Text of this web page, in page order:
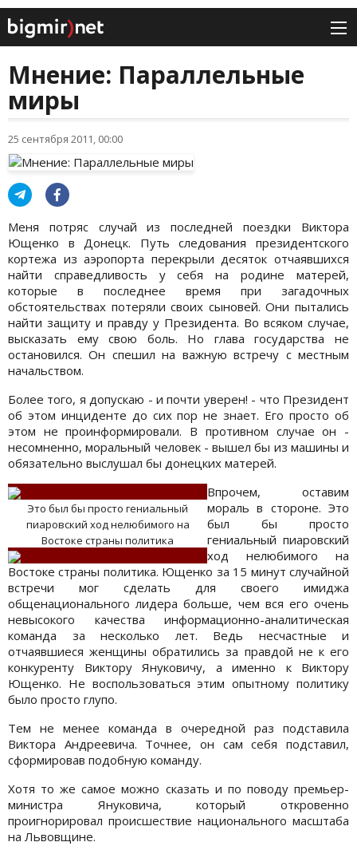
Мнение: Параллельные
миры
25 сентября 2011, 00:00
Меня потряс случай из последней поездки Виктора
Ющенко в Донецк. Путь следования президентского
кортежа из аэропорта перекрыли десяток отчаявшихся
найти справедливость у себя на родине матерей,
которые в последнее время при загадочных
обстоятельствах потеряли своих сыновей. Они пытались
найти защиту и правду у Президента. Во всяком случае,
высказать ему свою боль. Но глава государства не
остановился. Он спешил на важную встречу с местным
начальством.
Более того, я допускаю - и почти уверен! - что Президент
об этом инциденте до сих пор не знает. Его просто об
этом не проинформировали. В противном случае он -
несомненно, моральный человек - вышел бы из машины и
обязательно выслушал бы донецких матерей.
Это был бы просто гениальный
пиаровский ход нелюбимого на
Востоке страны политика
Впрочем, оставим
мораль в стороне. Это
был бы просто
гениальный пиаровский
ход нелюбимого на
Востоке страны политика. Ющенко за 15 минут случайной
встречи мог сделать для своего имиджа
общенационального лидера больше, чем вся его очень
невысокого качества информационно-аналитическая
команда за несколько лет. Ведь несчастные и
отчаявшиеся женщины обратились за правдой не к его
конкуренту Виктору Януковичу, а именно к Виктору
Ющенко. Не воспользоваться этим опытному политику
было просто глупо.
Тем не менее команда в очередной раз подставила
Виктора Андреевича. Точнее, он сам себя подставил,
сформировав подобную команду.
Хотя то же самое можно сказать и по поводу премьер-
министра Януковича, который откровенно
проигнорировал происшествие национального масштаба
на Львовщине.